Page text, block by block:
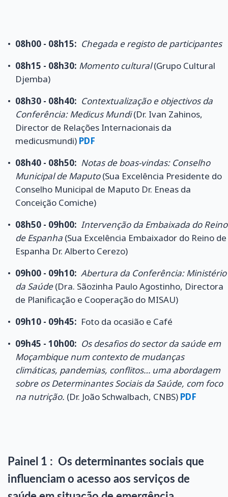
08h00 - 08h15: Chegada e registo de participantes
08h15 - 08h30: Momento cultural(Grupo Cultural
Djemba)
08h30 - 08h40: Contextualização e objectivos da
Conferência: Medicus Mundi(Dr. Ivan Zahinos,
Director de Relações Internacionais da
medicusmundi) PDF
08h40 - 08h50: Notas de boas-vindas: Conselho
Municipal de Maputo(Sua Excelência Presidente do
Conselho Municipal de Maputo Dr. Eneas da
Conceição Comiche)
08h50 - 09h00: Intervenção da Embaixada do Reino
de Espanha (Sua Excelência Embaixador do Reino de
Espanha Dr. Alberto Cerezo)
09h00 - 09h10: Abertura da Conferência: Ministério
da Saúde(Dra. Sãozinha Paulo Agostinho, Directora
de Planificação e Cooperação do MISAU)
09h10 - 09h45: Foto da ocasião e Café
09h45 - 10h00: Os desafios do sector da saúde em
Moçambique num contexto de mudanças
climáticas, pandemias, conflitos… uma abordagem
sobre os Determinantes Sociais da Saúde, com foco
na nutrição. (Dr. João Schwalbach, CNBS) PDF
Painel 1 : Os determinantes sociais que
influenciam o acesso aos serviços de